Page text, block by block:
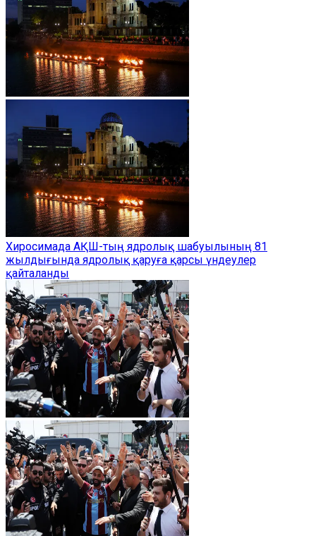
Хиросимада АҚШ-тың ядролық шабуылының 81
жылдығында ядролық қаруға қарсы үндеулер
қайталанды